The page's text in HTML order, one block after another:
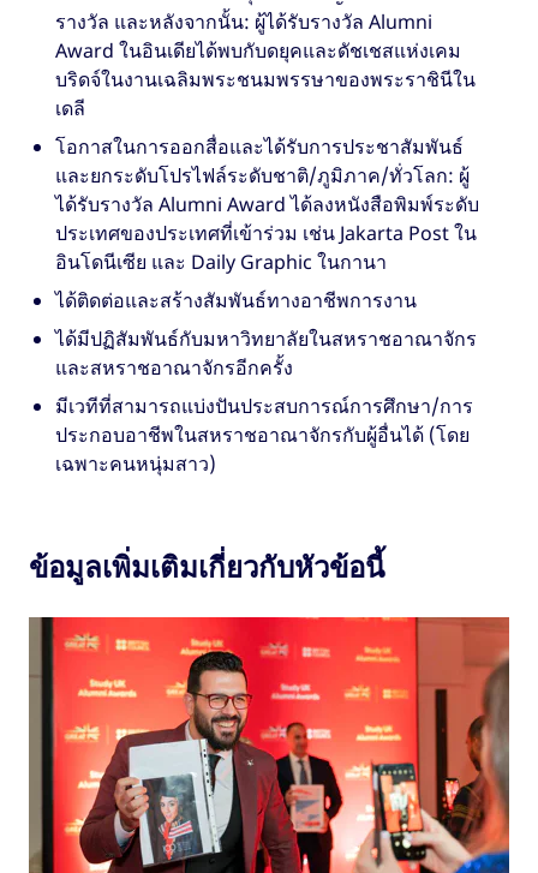
รางวัล และหลังจากนั้น: ผู้ได้รับรางวัล Alumni
Award ในอินเดียได้พบกับดยุคและดัชเชสแห่งเคม
บริดจ์ในงานเฉลิมพระชนมพรรษาของพระราชินีใน
เดลี
โอกาสในการออกสื่อและได้รับการประชาสัมพันธ์
และยกระดับโปรไฟล์ระดับชาติ/ภูมิภาค/ทั่วโลก: ผู้
ได้รับรางวัล Alumni Award ได้ลงหนังสือพิมพ์ระดับ
ประเทศของประเทศที่เข้าร่วม เช่น Jakarta Post ใน
อินโดนีเซีย และ Daily Graphic ในกานา
ได้ติดต่อและสร้างสัมพันธ์ทางอาชีพการงาน
ได้มีปฏิสัมพันธ์กับมหาวิทยาลัยในสหราชอาณาจักร
และสหราชอาณาจักรอีกครั้ง
มีเวทีที่สามารถแบ่งปันประสบการณ์การศึกษา/การ
ประกอบอาชีพในสหราชอาณาจักรกับผู้อื่นได้ (โดย
เฉพาะคนหนุ่มสาว)
ข้อมูลเพิ่มเติมเกี่ยวกับหัวข้อนี้